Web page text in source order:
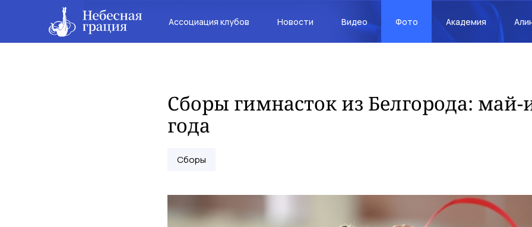
Ассоциация клубов Новости Видео Фото Академия
Сборы гимнасток из Белгорода: май-
года
Сборы